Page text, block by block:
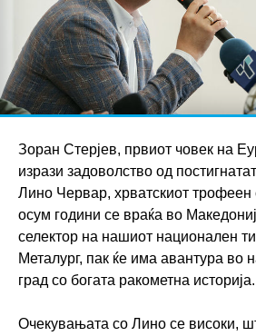
Зоран Стерјев, првиот човек на
изрази задоволство од
Лино Червар, хрватскиот трофеен
осум години се враќа во
селектор на нашиот национален
Металург, пак ќе има авантура во
град со богата ракометна историја.
Очекувањата со Лино се високи,